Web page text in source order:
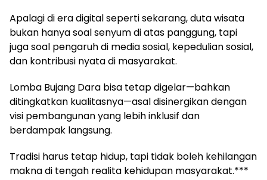
Apalagi di era digital seperti sekarang, duta wisata
bukan hanya soal senyum di atas panggung, tapi
juga soal pengaruh di media sosial, kepedulian sosial,
dan kontribusi nyata di masyarakat.
Lomba Bujang Dara bisa tetap digelar—bahkan
ditingkatkan kualitasnya—asal disinergikan dengan
visi pembangunan yang lebih inklusif dan
berdampak langsung.
Tradisi harus tetap hidup, tapi tidak boleh kehilangan
makna di tengah realita kehidupan masyarakat.***